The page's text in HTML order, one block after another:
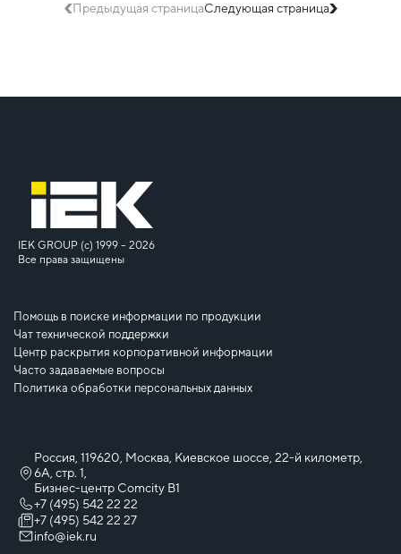
Предыдущая страницаСледующая страница
IEK GROUP (c) 1999 – 2026
Все права защищены
Помощь в поиске информации по продукции
Чат технической поддержки
Центр раскрытия корпоративной информации
Часто задаваемые вопросы
Политика обработки персональных данных
Россия, 119620, Москва, Киевское шоссе, 22-й километр,
6А, стр. 1,
Бизнес-центр Comcity B1
+7 (495) 542 22 22
+7 (495) 542 22 27
info@iek.ru